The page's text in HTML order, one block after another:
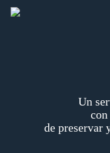
Skip
Un
de preservar